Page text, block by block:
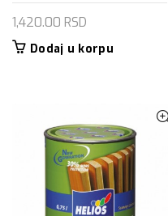
1,420.00 RSD
Dodaj u korpu